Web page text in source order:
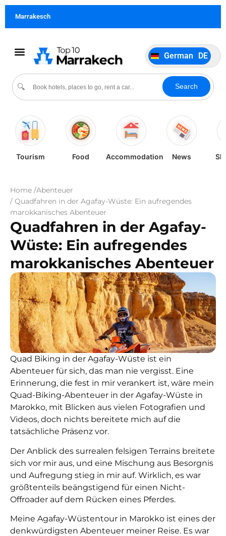
Marrakesch
🔍 Search
German DE
Italiano IT
Português PT
Español
ES
Tourism Food Accommodation News
Home /Abenteuer
/ Quadfahren in der Agafay-Wüste: Ein aufregendes
marokkanisches Abenteuer
Quadfahren in der Agafay-
Wüste: Ein aufregendes
marokkanisches Abenteuer
Quad Biking in der Agafay-Wüste ist ein
Abenteuer für sich, das man nie vergisst. Eine
Erinnerung, die fest in mir verankert ist, wäre mein
Quad-Biking-Abenteuer in der Agafay-Wüste in
Marokko, mit Blicken aus vielen Fotografien und
Videos, doch nichts bereitete mich auf die
tatsächliche Präsenz vor.
Der Anblick des surrealen felsigen Terrains breitete
sich vor mir aus, und eine Mischung aus Besorgnis
und Aufregung stieg in mir auf. Wirklich, es war
größtenteils beängstigend für einen Nicht-
Offroader auf dem Rücken eines Pferdes.
Meine Agafay-Wüstentour in Marokko ist eines der
denkwürdigsten Abenteuer meiner Reise. Es war